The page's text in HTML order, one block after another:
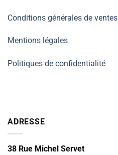
Conditions générales de ventes
Mentions légales
Politiques de confidentialité
ADRESSE
38 Rue Michel Servet